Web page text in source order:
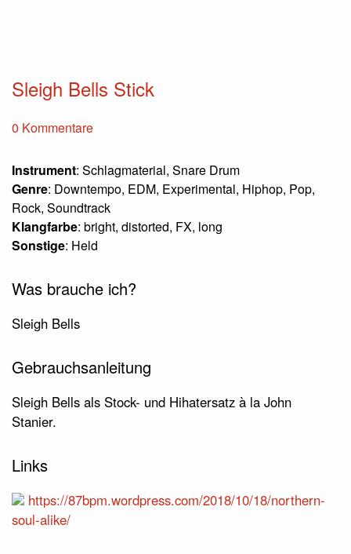
Sleigh Bells Stick
0 Kommentare
Instrument: Schlagmaterial, Snare Drum
Genre: Downtempo, EDM, Experimental, Hiphop, Pop,
Rock, Soundtrack
Klangfarbe: bright, distorted, FX, long
Sonstige: Held
Was brauche ich?
Sleigh Bells
Gebrauchsanleitung
Sleigh Bells als Stock- und Hihatersatz à la John
Stanier.
Links
https://87bpm.wordpress.com/2018/10/18/northern-
soul-alike/